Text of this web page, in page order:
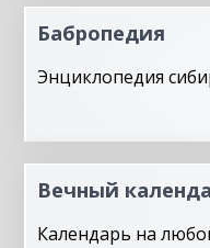
Бабропедия
Энциклопедия
Вечный
Календарь на